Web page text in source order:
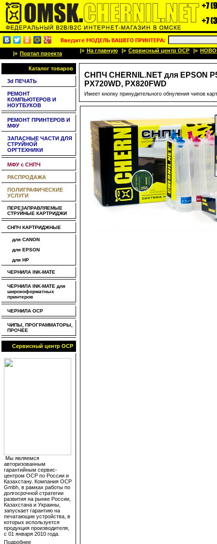
|» Портал проекта |» На главную |» Сервисный центр OCP |»
Каталог товаров
3d ПЕЧАТЬ
РЕМОНТ
КОМПЬЮТЕРОВ И
НОУТБУКОВ
РЕМОНТ ПРИНТЕРОВ И
МФУ
ЗАПАСНЫЕ ЧАСТИ ДЛЯ
СТРУЙНОЙ
ОРГТЕХНИКИ
МФУ с СНПЧ
РАСПРОДАЖА
ПОЛИГРАФИЧЕСКИЕ
УСЛУГИ
ПЕРЕЗАПРАВЛЯЕМЫЕ
СТРУЙНЫЕ КАРТРИДЖИ
СНПЧ КАРТРИДЖНЫЕ
для CANON
для EPSON
для HP
ЧЕРНИЛА INK-MATE
ЧЕРНИЛА INK-MATE для
широкоформатных
принтеров
ЧЕРНИЛА OCP
ЧИПЫ, ПРОГРАММАТОРЫ,
ПРОЧЕЕ
Сервисный центр OCP
Мы являемся
авторизованным
гарантийным сервис-
центром OCP по России и
Казахстану. Компания OCP
Gmbh, в рамках работы по
долгосрочной стратегии
развития на рынке России,
Казахстана и Украины,
запускает гарантию на
печатающие устройства, в
которых используется
продукция производителя,
с 01 января 2010 года.
Подробнее
CНПЧ CHERNIL.NET для EPSON
PX720WD, PX820FWD
Имеет кнопку принудительного обнуления чипов